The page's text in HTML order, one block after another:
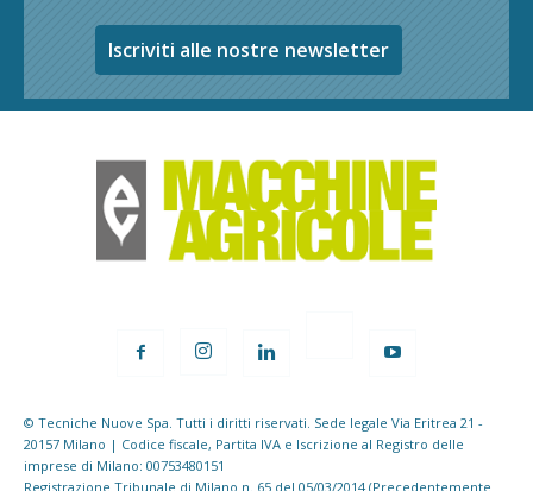
Iscriviti alle nostre newsletter
© Tecniche Nuove Spa. Tutti i diritti riservati. Sede legale Via Eritrea 21 -
20157 Milano | Codice fiscale, Partita IVA e Iscrizione al Registro delle
imprese di Milano: 00753480151
Registrazione Tribunale di Milano n. 65 del 05/03/2014 (Precedentemente